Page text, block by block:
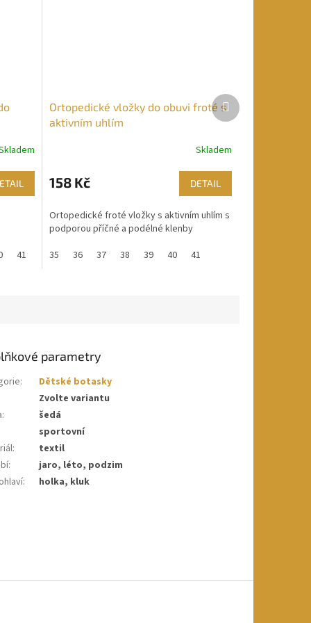
41
Ortopedické vložky do obuvi froté s
aktivním uhlím
Skladem
158 Kč DETAIL
Ortopedické froté vložky s aktivním uhlím s
podporou příčné a podélné klenby
35
36 37 38 39 40 41
Další
produkt
parametry
:
Dětské botasky
Zvolte variantu
:
šedá
sportovní
:
textil
:
jaro, léto, podzim
: holka, kluk